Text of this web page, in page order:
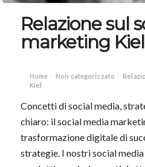
Relazione sul
marketing Kiel
Home › Non categorizzato ›
Kiel
Concetti di social media,
chiaro: il social media
trasformazione digitale di
strategie. I nostri social